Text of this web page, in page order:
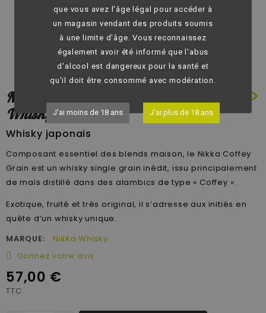
que vous avez l'âge légal pour accéder à
un magasin vendant des produits soumis
à une limite d'âge. Vous reconnaissez
également avoir été informé que l'abus
d'alcool est dangereux pour la santé et
qu'il doit être consommé avec modération.
J'ai moins de 18 ans J'ai plus de 18 ans
Nikka Whisky - Nikka Coffey Grain
Whisky 45° - 70 cl
chevron_right
Whisky japonais
Composant essentiel des blends maison, le Nikka Coffey
Grain est un whisky single grain inédit, issu principalement
de maïs distillé dans des alambics de type « Coffey ».
Exotique, fruité et très original, il s’adresse aux initiés en
quête d’un whisky unique.
MARQUE:
Nikka Whisky
Donnez votre avis
57,00 €
TTC